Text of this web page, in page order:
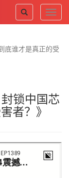
底谁才是真正的受
锁中国芯
者？》